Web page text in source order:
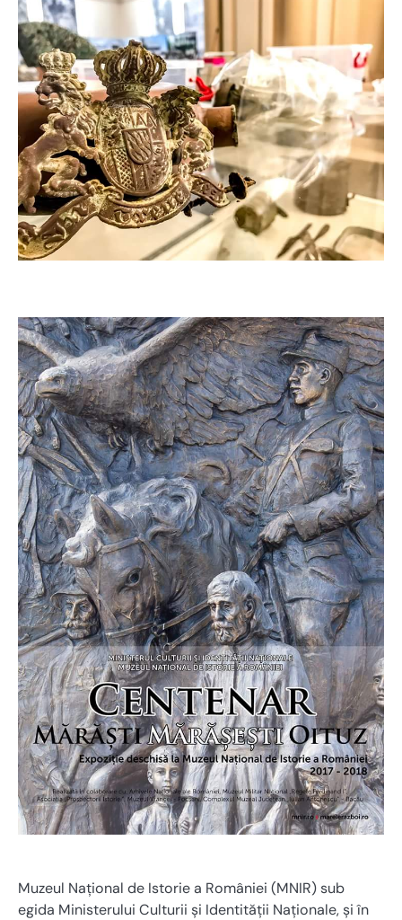
Muzeul Naţional de Istorie a României (MNIR) sub
egida Ministerului Culturii și Identității Naționale, și în